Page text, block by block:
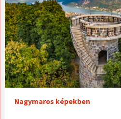
Nagymaros képekben